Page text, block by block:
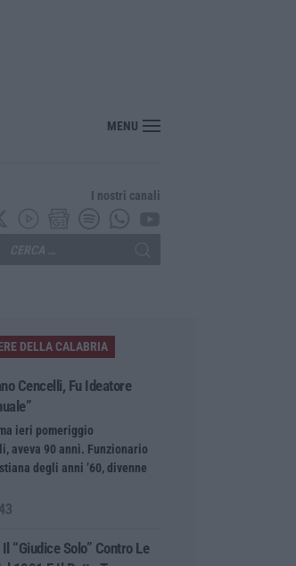
MENU
I nostri canali
DELLA CALABRIA
Cencelli, Fu Ideatore
ieri pomeriggio
aveva 90 anni. Funzionario
degli anni ’60, divenne
“giudice Solo” Contro Le